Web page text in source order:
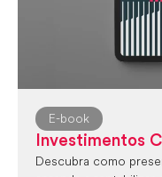
E-book
Investimentos
Descubra como